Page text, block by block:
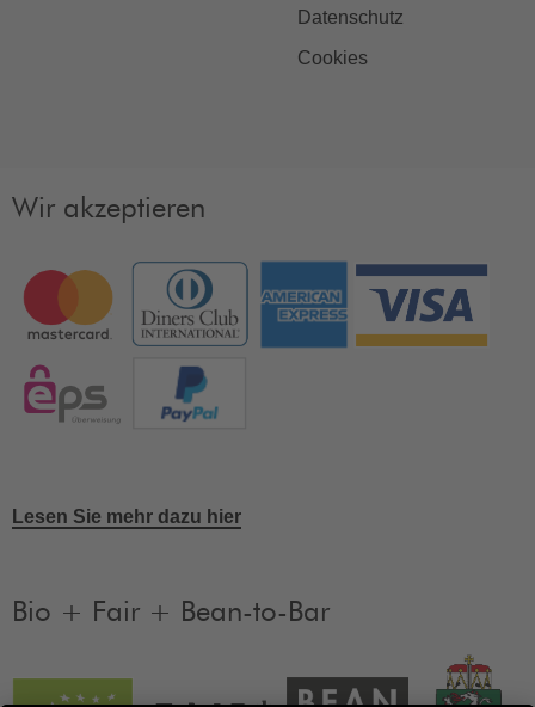
Datenschutz
Cookies
Wir akzeptieren
Lesen Sie mehr dazu hier
Bio + Fair + Bean-to-Bar